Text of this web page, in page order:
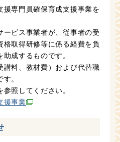
援専門員確保育成支援事業を
ービス事業者が、従事者の受
取得研修等に係る経費を負
成するものです。
講料、教材費）および代替職
。
照してください。
援事業